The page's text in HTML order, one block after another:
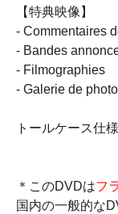
【特典映像】
- Commentaires
- Bandes
- Filmographies
- Galerie de
トールケース仕様
＊このDVDはフ
国内の一般的な